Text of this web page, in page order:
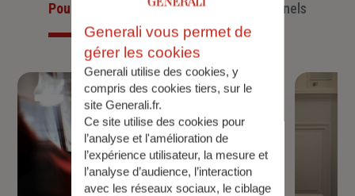
Pour les particuliersPour les professionnels
Generali vous permet de
gérer les cookies
Generali utilise des cookies, y
compris des cookies tiers, sur le
site Generali.fr.
Ce site utilise des cookies pour
l’analyse et l'amélioration de
l’expérience utilisateur, la mesure et
l’analyse d’audience, l’interaction
avec les réseaux sociaux, le ciblage